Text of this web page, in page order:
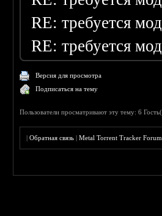
RE: требуется
RE: требуется
Версия для просмотра
Подписаться на тему
Пользователи просматривают эту тему: 6
|Обратная связь |Metal Torrent Tracker Forum